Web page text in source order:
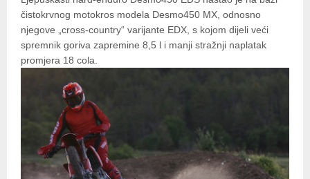
čistokrvnog motokros modela Desmo450 MX, odnosno
njegove „cross-country“ varijante EDX, s kojom dijeli veći
spremnik goriva zapremine 8,5 l i manji stražnji naplatak
promjera 18 cola.